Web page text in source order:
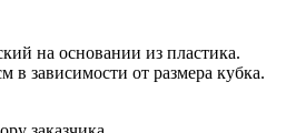
на основании из пластика.
в зависимости от размера кубка.